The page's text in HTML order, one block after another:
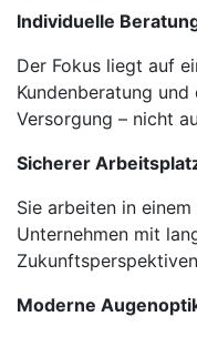
Individuelle
Der Fokus liegt auf
Kundenberatung
Versorgung – nicht
Sicherer
Sie arbeiten in
Unternehmen mit
Moderne